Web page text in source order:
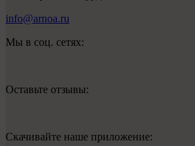
info@arnoa.ru
Мы в соц. сетях:
Оставьте отзывы:
Скачивайте наше приложение: